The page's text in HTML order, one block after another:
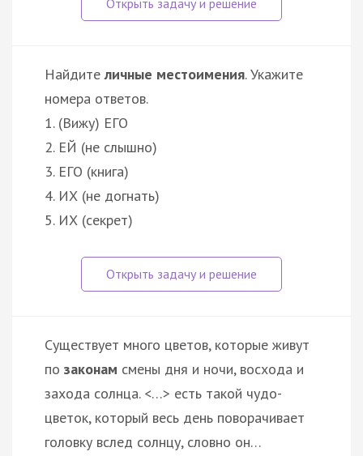
Найдителичные местоимения. Укажите
номера ответов.
1. (Вижу) ЕГО
2. ЕЙ (не слышно)
3. ЕГО (книга)
4. ИХ (не догнать)
5. ИХ (секрет)
Существует много цветов, которые живут
по законам смены дня и ночи, восхода и
захода солнца. <…> есть такой чудо-
цветок, который весь день поворачивает
головку вслед солнцу, словно он…